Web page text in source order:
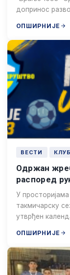
допринос
ОПШИРНИЈЕ
ВЕСТИ
Одржан
распоред
У
такмичарску
утврђен
ОПШИРНИЈЕ